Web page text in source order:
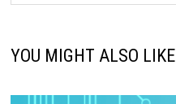
YOU MIGHT ALSO LIKE